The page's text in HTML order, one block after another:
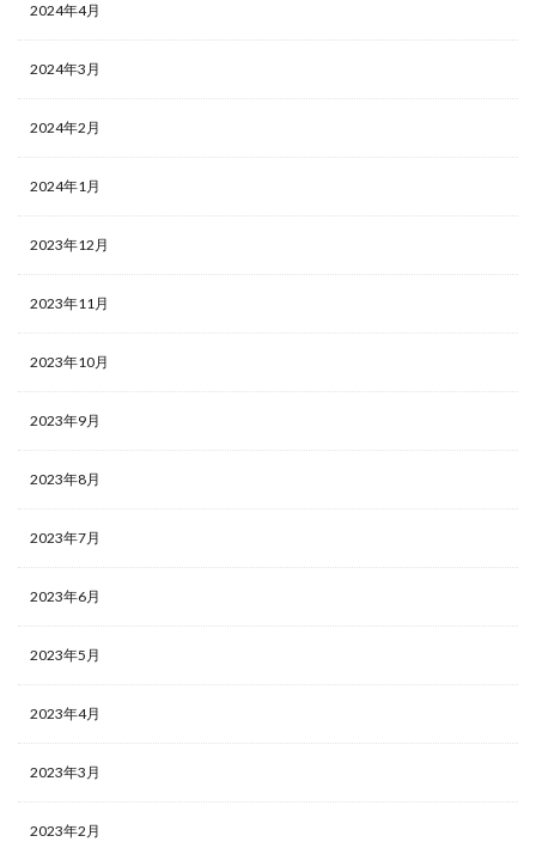
2024年4月
2024年3月
2024年2月
2024年1月
2023年12月
2023年11月
2023年10月
2023年9月
2023年8月
2023年7月
2023年6月
2023年5月
2023年4月
2023年3月
2023年2月